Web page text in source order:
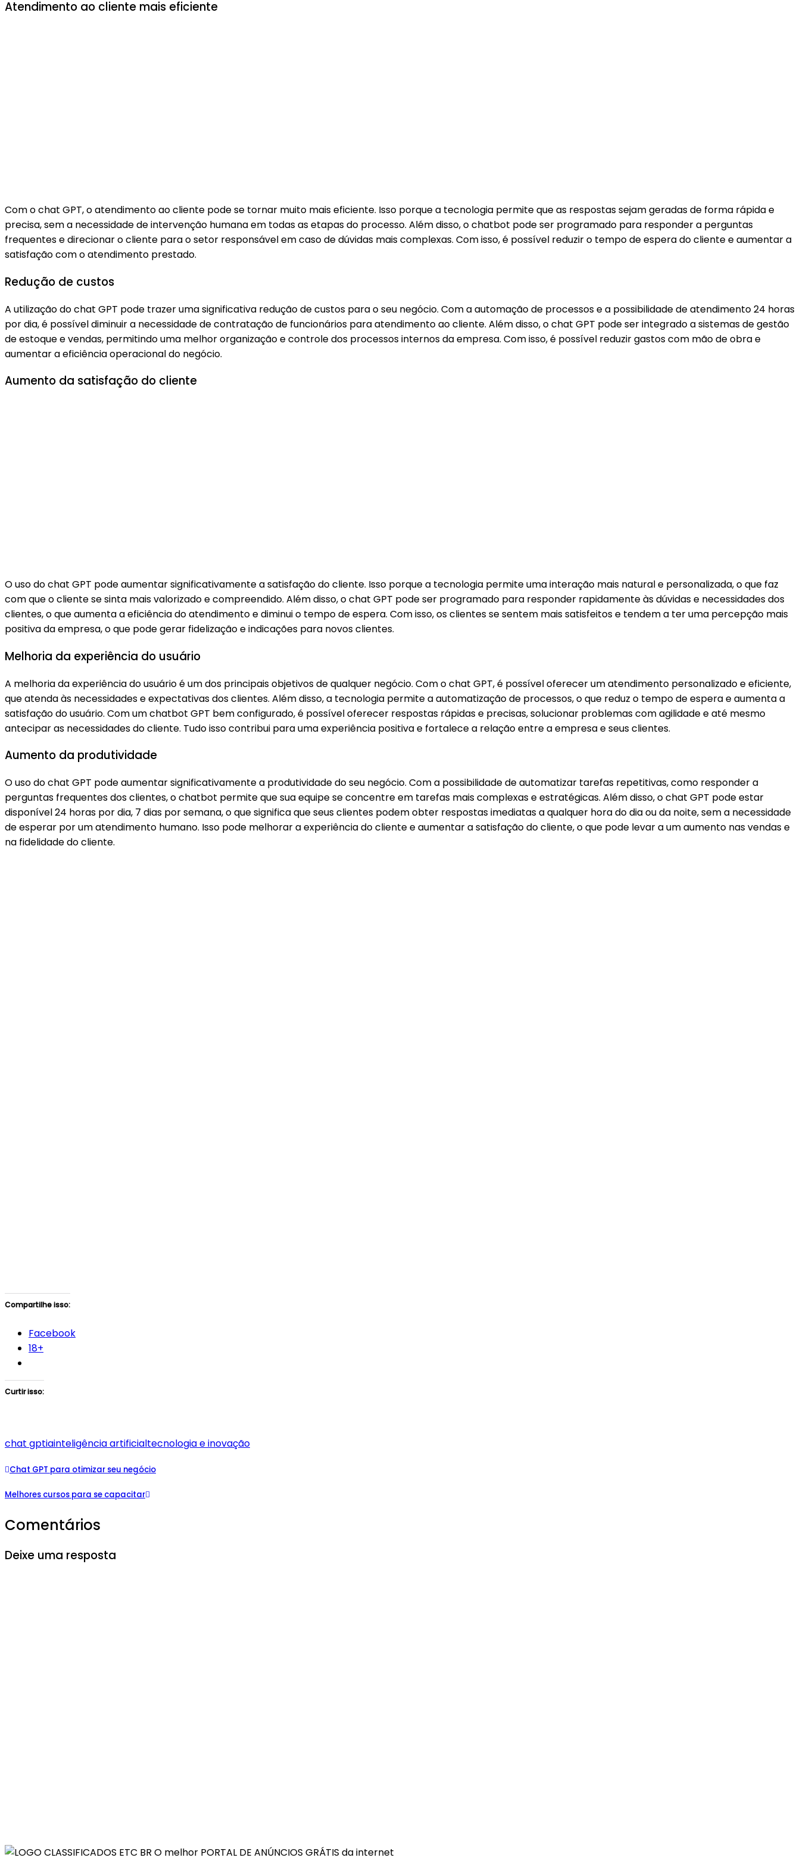
Atendimento ao cliente mais eficiente
Com o chat GPT, o atendimento ao cliente pode se tornar muito mais eficiente. Isso porque a tecnologia permite que as respostas sejam geradas de forma rápida e
precisa, sem a necessidade de intervenção humana em todas as etapas do processo. Além disso, o chatbot pode ser programado para responder a perguntas
frequentes e direcionar o cliente para o setor responsável em caso de dúvidas mais complexas. Com isso, é possível reduzir o tempo de espera do cliente e aumentar a
satisfação com o atendimento prestado.
Redução de custos
A utilização do chat GPT pode trazer uma significativa redução de custos para o seu negócio. Com a automação de processos e a possibilidade de atendimento 24 horas
por dia, é possível diminuir a necessidade de contratação de funcionários para atendimento ao cliente. Além disso, o chat GPT pode ser integrado a sistemas de gestão
de estoque e vendas, permitindo uma melhor organização e controle dos processos internos da empresa. Com isso, é possível reduzir gastos com mão de obra e
aumentar a eficiência operacional do negócio.
Aumento da satisfação do cliente
O uso do chat GPT pode aumentar significativamente a satisfação do cliente. Isso porque a tecnologia permite uma interação mais natural e personalizada, o que faz
com que o cliente se sinta mais valorizado e compreendido. Além disso, o chat GPT pode ser programado para responder rapidamente às dúvidas e necessidades dos
clientes, o que aumenta a eficiência do atendimento e diminui o tempo de espera. Com isso, os clientes se sentem mais satisfeitos e tendem a ter uma percepção mais
positiva da empresa, o que pode gerar fidelização e indicações para novos clientes.
Melhoria da experiência do usuário
A melhoria da experiência do usuário é um dos principais objetivos de qualquer negócio. Com o chat GPT, é possível oferecer um atendimento personalizado e eficiente,
que atenda às necessidades e expectativas dos clientes. Além disso, a tecnologia permite a automatização de processos, o que reduz o tempo de espera e aumenta a
satisfação do usuário. Com um chatbot GPT bem configurado, é possível oferecer respostas rápidas e precisas, solucionar problemas com agilidade e até mesmo
antecipar as necessidades do cliente. Tudo isso contribui para uma experiência positiva e fortalece a relação entre a empresa e seus clientes.
Aumento da produtividade
O uso do chat GPT pode aumentar significativamente a produtividade do seu negócio. Com a possibilidade de automatizar tarefas repetitivas, como responder a
perguntas frequentes dos clientes, o chatbot permite que sua equipe se concentre em tarefas mais complexas e estratégicas. Além disso, o chat GPT pode estar
disponível 24 horas por dia, 7 dias por semana, o que significa que seus clientes podem obter respostas imediatas a qualquer hora do dia ou da noite, sem a necessidade
de esperar por um atendimento humano. Isso pode melhorar a experiência do cliente e aumentar a satisfação do cliente, o que pode levar a um aumento nas vendas e
na fidelidade do cliente.
Compartilhe isso:
Facebook
18+
Curtir isso:
chat gptiainteligência artificialtecnologia e inovação
Chat GPT para otimizar seu negócio
Melhores cursos para se capacitar
Comentários
Deixe uma resposta
O melhor PORTAL DE ANÚNCIOS GRÁTIS da internet